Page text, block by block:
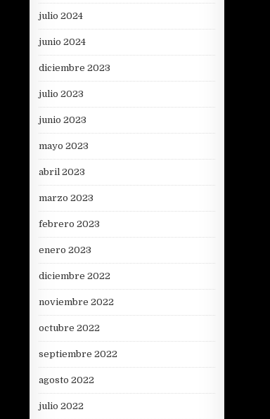
julio 2024
junio 2024
diciembre 2023
julio 2023
junio 2023
mayo 2023
abril 2023
marzo 2023
febrero 2023
enero 2023
diciembre 2022
noviembre 2022
octubre 2022
septiembre 2022
agosto 2022
julio 2022